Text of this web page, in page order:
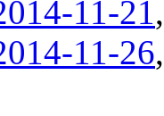
11-21
11-26